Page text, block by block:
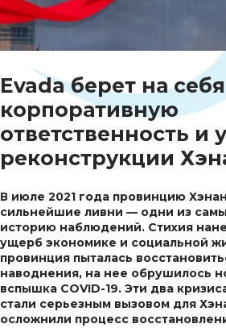
Evada берет на себя
корпоративную
ответственность и
реконструкции
В июле 2021 года провинцию
сильнейшие ливни — одни из
историю наблюдений. Стихия
ущерб экономике и социальной
провинция пыталась
наводнения, на нее обрушилось
вспышка COVID-19. Эти два
стали серьезным вызовом для
осложнили процесс